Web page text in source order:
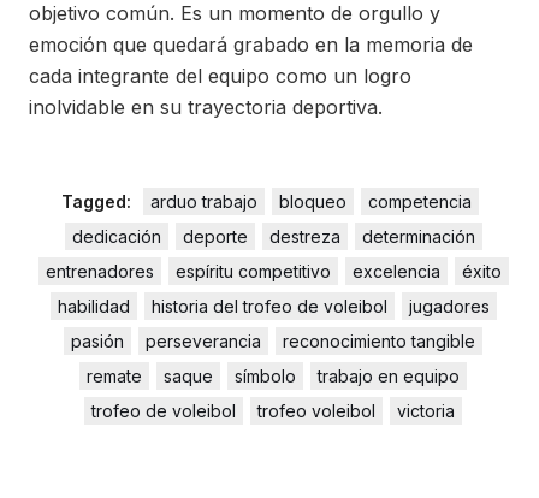
objetivo común. Es un momento de orgullo y
emoción que quedará grabado en la memoria de
cada integrante del equipo como un logro
inolvidable en su trayectoria deportiva.
Tagged: arduo trabajo bloqueo
competencia
dedicación
deporte destreza
determinación
entrenadores
espíritu competitivo excelencia
éxito
habilidad
historia del trofeo de voleibol
jugadores
pasión
perseverancia
reconocimiento tangible
remate
saque símbolo
trabajo en equipo
trofeo de voleibol
trofeo voleibol victoria